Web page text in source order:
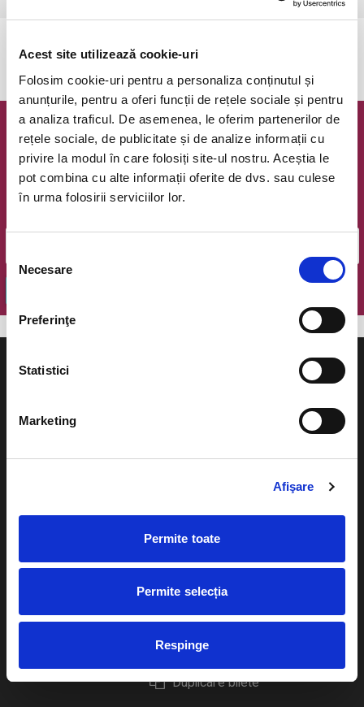
Acest site utilizează cookie-uri
Folosim cookie-uri pentru a personaliza conținutul și
anunțurile, pentru a oferi funcții de rețele sociale și pentru
a analiza traficul. De asemenea, le oferim partenerilor de
rețele sociale, de publicitate și de analize informații cu
privire la modul în care folosiți site-ul nostru. Aceștia le
pot combina cu alte informații oferite de dvs. sau culese
în urma folosirii serviciilor lor.
consimțământului
Necesare
Preferinţe
Statistici
Marketing
Afişare
Permite toate
Permite selecția
Respinge
Evenimentul a expirat.
Newsletter @ Bilete.ro
Oferte exclusive si o editie saptamanala cu cele mai noi
evenimente.
Cum comand bilete?
Plata online sau cash
eBilet printat acasa
Livrare prin curier
Returnare bilete
Duplicare bilete
Evenimente
festivaluri
Pentru copii